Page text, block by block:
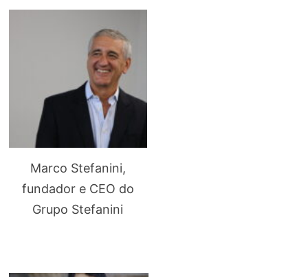
Marco Stefanini,
fundador e CEO do
Grupo Stefanini